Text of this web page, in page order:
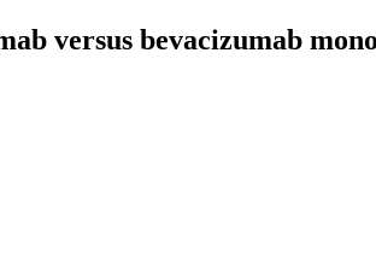
versus bevacizumab